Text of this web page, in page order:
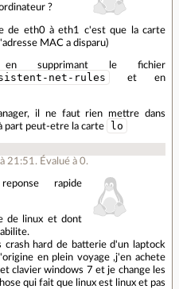
?
de eth0 à eth1 c'est que la carte
MAC a disparu)
supprimant le fichier
net-rules
et en
il ne faut rien mettre dans
part peut-etre la carte lo
21:51 . Évalué à0.
rapide
de linux et dont
hard de batterie d'un laptock
en plein voyage ,j'en achete
clavier windows 7 et je change les
qui fait que linux est linux et pas